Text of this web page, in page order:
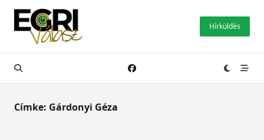
Skip
content
Hírküldés
Címke: Gárdonyi Géza